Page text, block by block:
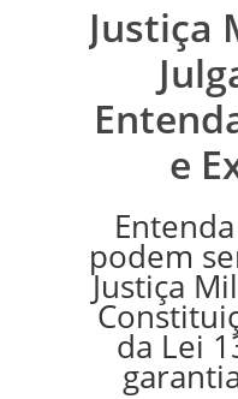
Justiça
e
podem
Justiça
da Lei